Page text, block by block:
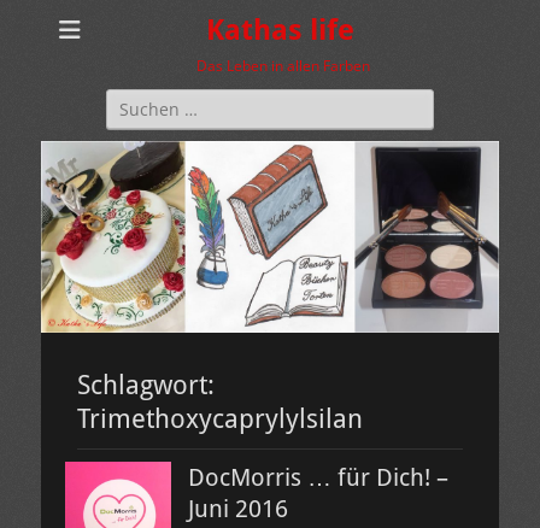
Kathas life
Das Leben in allen Farben
Suchen
nach:
Schlagwort:
Trimethoxycaprylylsilan
DocMorris … für Dich! –
Juni 2016